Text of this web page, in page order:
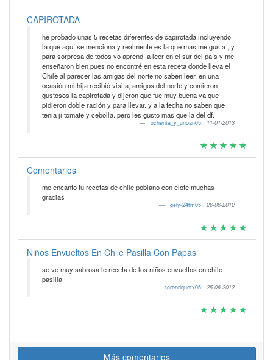
CAPIROTADA
he probado unas 5 recetas diferentes de capirotada incluyendo
la que aquí se menciona y realmente es la que mas me gusta , y
para sorpresa de todos yo aprendí a leer en el sur del país y me
enseñaron bien pues no encontré en esta receta donde lleva el
Chile al parecer las amigas del norte no saben leer, en una
ocasión mi hija recibió visita, amigos del norte y comieron
gustosos la capirotada y dijeron que fue muy buena ya que
pidieron doble ración y para llevar. y a la fecha no saben que
tenia ji tomate y cebolla. pero les gusto mas que la del df.
ochenta_y_unoan05 , 11-01-2013
Comentarios
me encanto tu recetas de chile poblano con elote muchas
gracias
gely-24fm05 , 26-06-2012
Niños Envueltos En Chile Pasilla Con Papas
se ve muy sabrosa le receta de los niños envueltos en chile
pasilla
torenriquefx05 , 25-06-2012
Más comentarios